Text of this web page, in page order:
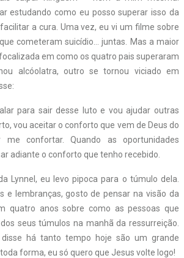
estudando como eu posso superar isso da
a cura. Uma vez, eu vi um filme sobre
cometeram suicídio… juntas. Mas a maior
em como os quatro pais superaram
alcóolatra, outro se tornou viciado em
para sair desse luto e vou ajudar outras
vou aceitar o conforto que vem de Deus do
confortar. Quando as oportunidades
adiante o conforto que tenho recebido.
Lynnel, eu levo pipoca para o túmulo dela.
e lembranças, gosto de pensar na visão da
quatro anos sobre como as pessoas que
seus túmulos na manhã da ressurreição.
há tanto tempo hoje são um grande
forma, eu só quero que Jesus volte logo!